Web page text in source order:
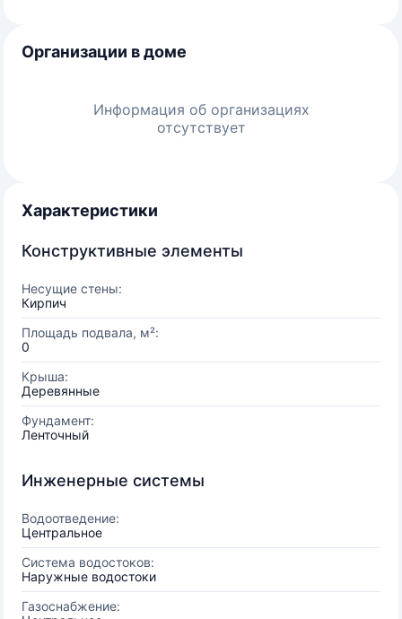
Организации в доме
Информация об организациях
отсутствует
Характеристики
Конструктивные элементы
Несущие стены:
Кирпич
Площадь подвала, м²:
0
Крыша:
Деревянные
Фундамент:
Ленточный
Инженерные системы
Водоотведение:
Центральное
Система водостоков:
Наружные водостоки
Газоснабжение: